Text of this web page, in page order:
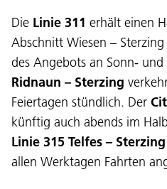
Die Linie 311 erhält einen
Abschnitt Wiesen –
des Angebots an Sonn-
Ridnaun – Sterzing
Feiertagen stündlich. Der
künftig auch abends im
Linie 315 Telfes – Sterzing
allen Werktagen Fahrten